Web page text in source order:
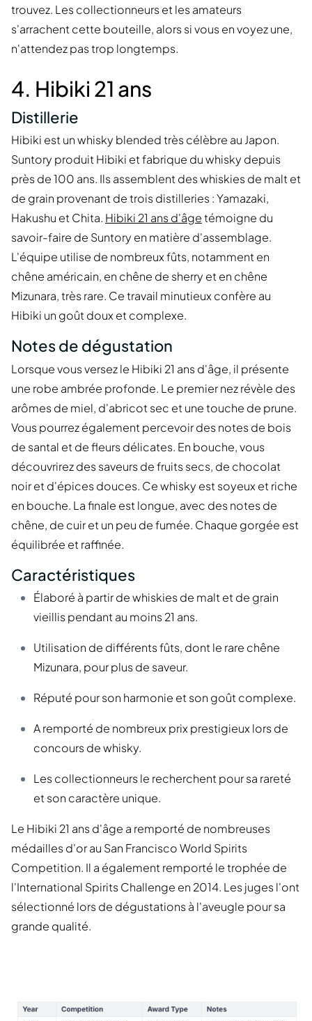
trouvez. Les collectionneurs et les amateurs
s'arrachent cette bouteille, alors si vous en voyez une,
n'attendez pas trop longtemps.
4. Hibiki 21 ans
Distillerie
Hibiki est un whisky blended très célèbre au Japon.
Suntory produit Hibiki et fabrique du whisky depuis
près de 100 ans. Ils assemblent des whiskies de malt et
de grain provenant de trois distilleries : Yamazaki,
Hakushu et Chita. Hibiki 21 ans d'âgetémoigne du
savoir-faire de Suntory en matière d'assemblage.
L'équipe utilise de nombreux fûts, notamment en
chêne américain, en chêne de sherry et en chêne
Mizunara, très rare. Ce travail minutieux confère au
Hibiki un goût doux et complexe.
Notes de dégustation
Lorsque vous versez le Hibiki 21 ans d'âge, il présente
une robe ambrée profonde. Le premier nez révèle des
arômes de miel, d'abricot sec et une touche de prune.
Vous pourrez également percevoir des notes de bois
de santal et de fleurs délicates. En bouche, vous
découvrirez des saveurs de fruits secs, de chocolat
noir et d'épices douces. Ce whisky est soyeux et riche
en bouche. La finale est longue, avec des notes de
chêne, de cuir et un peu de fumée. Chaque gorgée est
équilibrée et raffinée.
Caractéristiques
Élaboré à partir de whiskies de malt et de grain
vieillis pendant au moins 21 ans.
Utilisation de différents fûts, dont le rare chêne
Mizunara, pour plus de saveur.
Réputé pour son harmonie et son goût complexe.
A remporté de nombreux prix prestigieux lors de
concours de whisky.
Les collectionneurs le recherchent pour sa rareté
et son caractère unique.
Le Hibiki 21 ans d'âge a remporté de nombreuses
médailles d'or au San Francisco World Spirits
Competition. Il a également remporté le trophée de
l'International Spirits Challenge en 2014. Les juges l'ont
sélectionné lors de dégustations à l'aveugle pour sa
grande qualité.